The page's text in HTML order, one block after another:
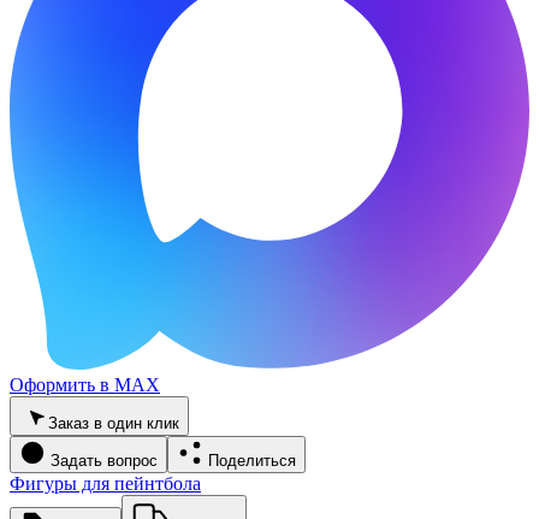
Оформить в MAX
Заказ в один клик
Задать вопрос Поделиться
Фигуры для пейнтбола